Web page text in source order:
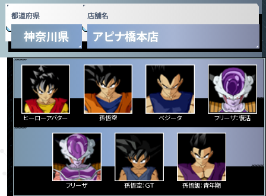
都道府県
神奈川県
店舗名
アピナ橋本店
ヒーローアバター 孫悟空 ベジータ フリーザ：復活
フリーザ 孫悟空：ＧＴ 孫悟飯：青年期